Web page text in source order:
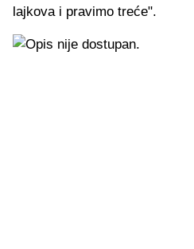
lajkova i pravimo treće".